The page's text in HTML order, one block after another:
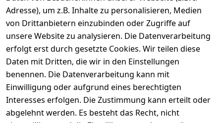
Adresse), um z.B. Inhalte zu personalisieren, Medien
von Drittanbietern einzubinden oder Zugriffe auf
unsere Website zu analysieren. Die Datenverarbeitung
erfolgt erst durch gesetzte Cookies. Wir teilen diese
Daten mit Dritten, die wir in den Einstellungen
benennen. Die Datenverarbeitung kann mit
Einwilligung oder aufgrund eines berechtigten
Interesses erfolgen. Die Zustimmung kann erteilt oder
abgelehnt werden. Es besteht das Recht, nicht
Rechtliches
Impressum
Datenschutze
Services
Registrieren